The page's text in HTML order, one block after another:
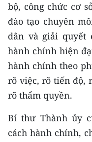
bộ, công chức cơ
đào tạo chuyên
dân và giải quyết
hành chính hiện
hành chính theo
rõ việc, rõ tiến độ,
rõ thẩm quyền.
Bí thư Thành ủy
cách hành chính,